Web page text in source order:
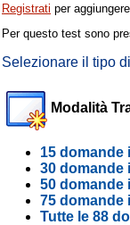
Registrati per
Per questo test sono
Selezionare il tipo
Modalità
15 domande
30 domande
50 domande
75 domande
Tutte le 88